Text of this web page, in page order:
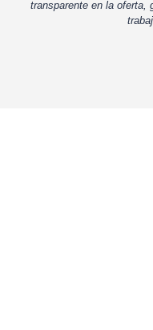
transparente en la oferta,